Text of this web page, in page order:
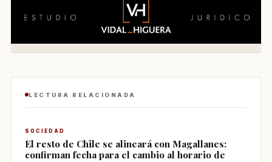
LECTURA RELACIONADA
SOCIEDAD
El resto de Chile se alineará con Magallanes:
confirman fecha para el cambio al horario de